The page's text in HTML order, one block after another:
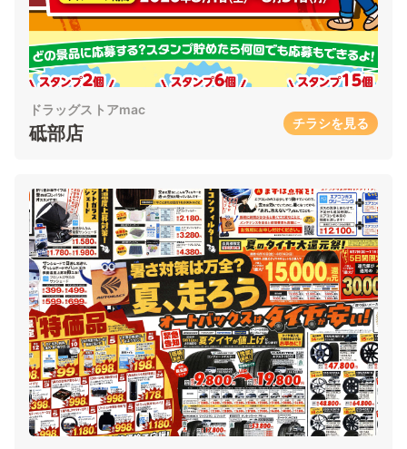
ドラッグストアmac
砥部店 チラシを見る